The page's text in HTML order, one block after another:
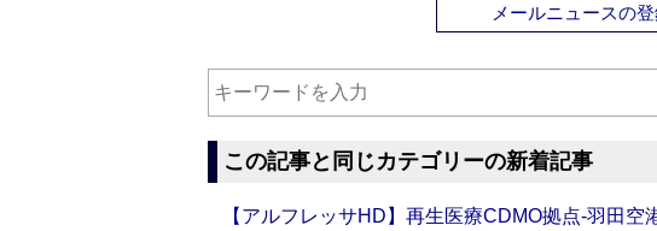
メールニュースの登
この記事と同じカテゴリーの新着記事
【アルフレッサHD】再生医療CDMO拠点‐羽田空